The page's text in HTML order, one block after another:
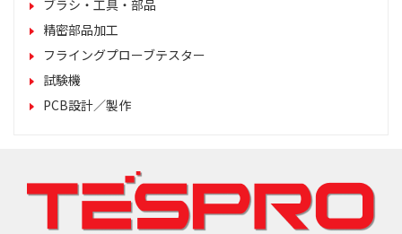
ブラシ・工具・部品
精密部品加工
フライングプローブテスター
試験機
PCB設計／製作